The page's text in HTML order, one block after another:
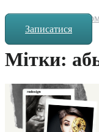
за попереднім
Записатися
Мітки: